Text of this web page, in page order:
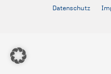
Datenschutz